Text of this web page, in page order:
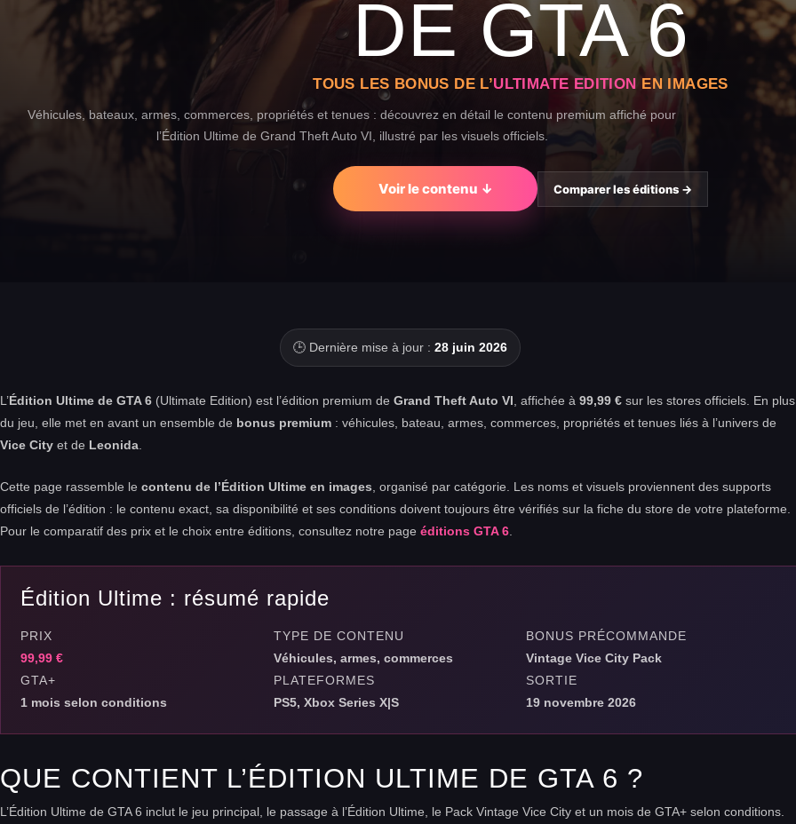
DE GTA 6
TOUS LES BONUS DE L’ULTIMATE EDITION EN IMAGES
Véhicules, bateaux, armes, commerces, propriétés et tenues : découvrez en détail le contenu premium affiché pour
l’Édition Ultime de Grand Theft Auto VI, illustré par les visuels officiels.
Voir le contenu ↓ Comparer les éditions →
🕒 Dernière mise à jour : 28 juin 2026
L’Édition Ultime de GTA 6 (Ultimate Edition) est l’édition premium de Grand Theft Auto VI , affichée à 99,99 € sur les stores officiels. En plus
du jeu, elle met en avant un ensemble de bonus premium : véhicules, bateau, armes, commerces, propriétés et tenues liés à l’univers de
Vice City et de Leonida
Cette page rassemble le contenu de l’Édition Ultime en images , organisé par catégorie. Les noms et visuels proviennent des supports
officiels de l’édition : le contenu exact, sa disponibilité et ses conditions doivent toujours être vérifiés sur la fiche du store de votre plateforme.
Pour le comparatif des prix et le choix entre éditions, consultez notre page éditions GTA 6
Édition Ultime : résumé rapide
PRIX
99,99 €
TYPE DE CONTENU
Véhicules, armes, commerces
BONUS PRÉCOMMANDE
Vintage Vice City Pack
GTA+
1 mois selon conditions
PLATEFORMES
PS5, Xbox Series X|S
SORTIE
19 novembre 2026
QUE CONTIENT L’ÉDITION ULTIME DE GTA 6 ?
L’Édition Ultime de GTA 6 inclut le jeu principal, le passage à l’Édition Ultime, le Pack Vintage Vice City et un mois de GTA+ selon conditions.